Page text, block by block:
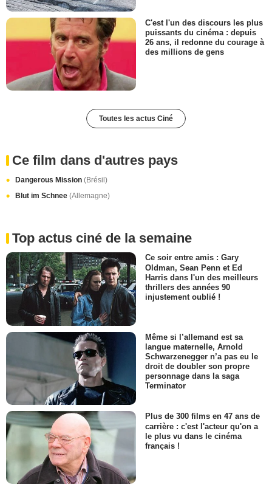
C'est l'un des discours les plus
puissants du cinéma : depuis
26 ans, il redonne du courage à
des millions de gens
Toutes les actus Ciné
Ce film dans d'autres pays
Dangerous Mission (Brésil)
Blut im Schnee (Allemagne)
Top actus ciné de la semaine
Ce soir entre amis : Gary
Oldman, Sean Penn et Ed
Harris dans l'un des meilleurs
thrillers des années 90
injustement oublié !
Même si l’allemand est sa
langue maternelle, Arnold
Schwarzenegger n’a pas eu le
droit de doubler son propre
personnage dans la saga
Terminator
Plus de 300 films en 47 ans de
carrière : c'est l'acteur qu'on a
le plus vu dans le cinéma
français !